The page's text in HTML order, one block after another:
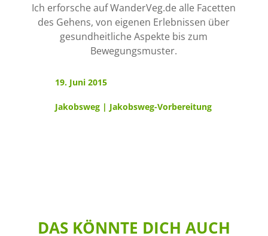
Ich erforsche auf WanderVeg.de alle Facetten
des Gehens, von eigenen Erlebnissen über
gesundheitliche Aspekte bis zum
Bewegungsmuster.
19. Juni 2015
Jakobsweg| Jakobsweg-Vorbereitung
DAS KÖNNTE DICH AUCH